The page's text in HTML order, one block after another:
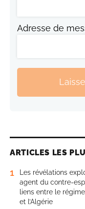
Adresse de
ARTICLES LES
1
Les révélations
agent du contre-
liens entre le
et l’Algérie